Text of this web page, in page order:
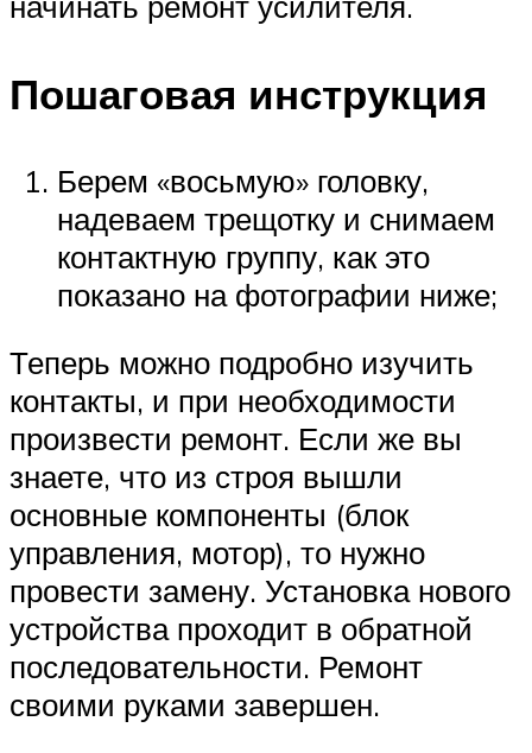
Пошаговая инструкция
Берем «восьмую» головку,
надеваем трещотку и снимаем
контактную группу, как это
показано на фотографии ниже;
Теперь можно подробно изучить
контакты, и при необходимости
произвести ремонт. Если же вы
знаете, что из строя вышли
основные компоненты (блок
управления, мотор), то нужно
провести замену. Установка нового
устройства проходит в обратной
последовательности. Ремонт
своими руками завершен.